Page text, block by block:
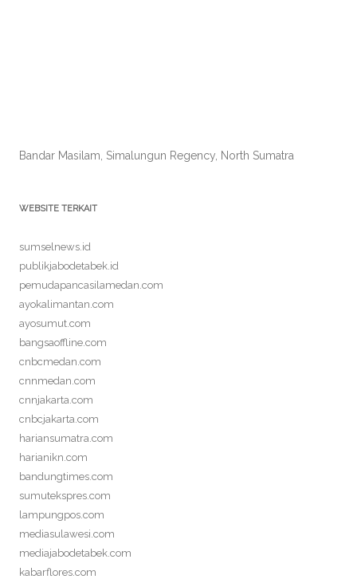
Bandar Masilam, Simalungun Regency, North Sumatra
WEBSITE TERKAIT
sumselnews.id
publikjabodetabek.id
pemudapancasilamedan.com
ayokalimantan.com
ayosumut.com
bangsaoffline.com
cnbcmedan.com
cnnmedan.com
cnnjakarta.com
cnbcjakarta.com
hariansumatra.com
harianikn.com
bandungtimes.com
sumutekspres.com
lampungpos.com
mediasulawesi.com
mediajabodetabek.com
kabarflores.com